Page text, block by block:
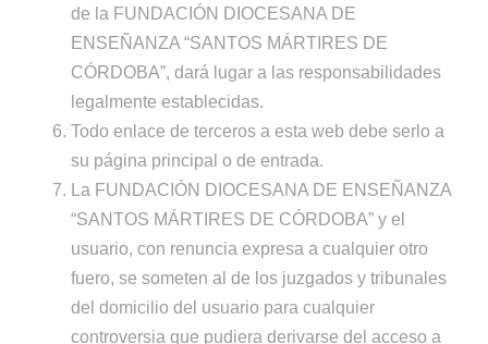
de la FUNDACIÓN DIOCESANA DE
ENSEÑANZA “SANTOS MÁRTIRES DE
CÓRDOBA”, dará lugar a las responsabilidades
legalmente establecidas.
Todo enlace de terceros a esta web debe serlo a
su página principal o de entrada.
La FUNDACIÓN DIOCESANA DE ENSEÑANZA
“SANTOS MÁRTIRES DE CÓRDOBA” y el
usuario, con renuncia expresa a cualquier otro
fuero, se someten al de los juzgados y tribunales
del domicilio del usuario para cualquier
controversia que pudiera derivarse del acceso a